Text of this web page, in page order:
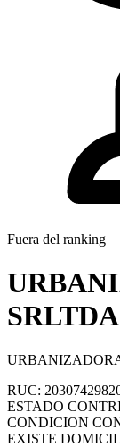
Fuera del ranking
SRLTDA
RUC:
ESTADO
CONDICION
EXISTE